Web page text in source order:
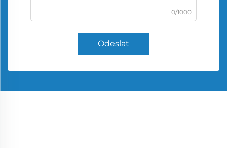
0/1000
Odeslat